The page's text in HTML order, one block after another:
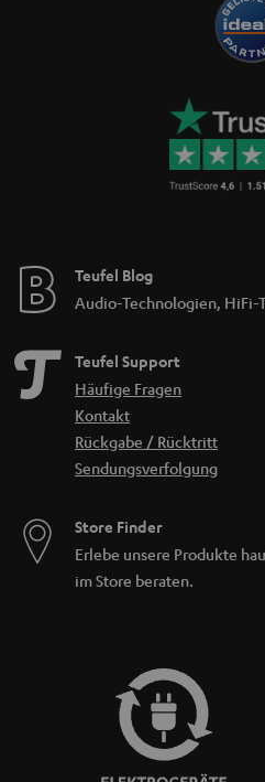
Teufel Blog
Audio-Technologien, HiFi-
Teufel Support
Häufige Fragen
Kontakt
Rückgabe / Rücktritt
Sendungsverfolgung
Store Finder
Erlebe unsere Produkte
im Store beraten.